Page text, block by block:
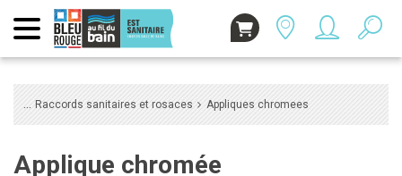
Raccords sanitaires et rosaces Appliques chromees
applique chromée